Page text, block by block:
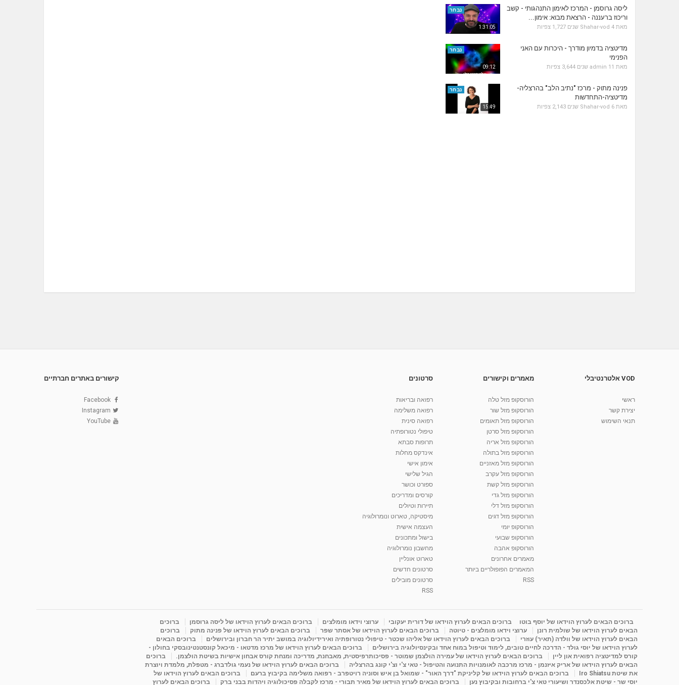
1:31:05
נבחר
ליסה גרוסמן - המרכז לאימון התנהגותי - קשב
וריכוז ברעננה - הרצאת מבוא: אימון...
מאת Shahar-vod 4 שנים 1,727 צפיות
09:12
נבחר
מדיטציה בדמיון מודרך - היכרות עם האני
הפנימי
מאת admin 11 שנים 3,644 צפיות
15:49
נבחר
פנינה מתוק - מרכז "נתיב הלב" בהרצליה-
מדיטציה-התחדשות
מאת Shahar-vod 6 שנים 2,143 צפיות
VOD אלטרנטיבלי
ראשי
יצירת קשר
תנאי השימוש
מאמרים וקישורים
הורוסקופ מזל טלה
הורוסקופ מזל שור
הורוסקופ מזל תאומים
הורוסקופ מזל סרטן
הורוסקופ מזל אריה
הורוסקופ מזל בתולה
הורוסקופ מזל מאזניים
הורוסקופ מזל עקרב
הורוסקופ מזל קשת
הורוסקופ מזל גדי
הורוסקופ מזל דלי
הורוסקופ מזל דגים
הורוסקופ יומי
הורוסקופ שבועי
הורוסקופ אהבה
מאמרים אחרונים
המאמרים הפופולריים ביותר
RSS
סרטונים
רפואה ובריאות
רפואה משלימה
רפואה סינית
טיפולי נטורופתיה
תרופות סבתא
אינדקס מחלות
אימון אישי
הגיל שלישי
ספורט וכושר
קורסים ומדריכים
תיירות וטיולים
מיסטיקה, טארוט ונומרולוגיה
העצמה אישית
בישול ומתכונים
מחשבון נומרולוגיה
טארוט אונליין
סרטונים חדשים
סרטונים מובילים
RSS
קישורים באתרים חברתיים
Facebook
Instagram
YouTube
ברוכים הבאים לערוץ הוידאו של יוסף בוטו ברוכים הבאים לערוץ הוידאו של דורית יעקובי ערוצי וידאו מומלצים ברוכים הבאים לערוץ הוידאו של ליסה גרוסמן
ברוכים
הבאים לערוץ הוידאו של שולמית רונן
ערוצי וידאו מומלצים - טיוטה ברוכים הבאים לערוץ הוידאו של אסתר שפר ברוכים הבאים לערוץ הוידאו של פנינה מתוק
ברוכים
הבאים לערוץ הוידאו של וולדה (תאיר) עוזרי
ברוכים הבאים לערוץ הוידאו של אליהו שכטר - טיפולי נטורופתיה ואירידיולוגיה במושב יתיר הר חברון ובירושלים
ברוכים הבאים
לערוץ הוידאו של יוסי גולד - הדרכה לחיים טובים, לימוד וטיפול במוח אחד ובקינסיולוגיה בירושלים
ברוכים הבאים לערוץ הוידאו של מרכז מדטאו - מיכאל קונסטנטינובסקי בחולון -
קורס למדיטציה רפואית און ליין
ברוכים הבאים לערוץ הוידאו של עמירה הולצמן שמוטר - פסיכותרפיסטית, מאבחנת, מדריכה ומנחת קורס אבחון אישיות בשיטת הולצמן.
ברוכים
הבאים לערוץ הוידאו של אריק איזנמן - מרכז מרכבה לאומנויות התנועה והטיפול - טאי צ'י וצ'י קונג בהרצליה
ברוכים הבאים לערוץ הוידאו של נעמי גולדברג - מטפלת, מלמדת ויוצרת
את שיטת Iro Shiatsu
ברוכים הבאים לערוץ הוידאו של קליניקת "דרך האור" - שמואל בן איש וסוניה רויטפרב - רפואה משלימה בקיבוץ ברעם
ברוכים הבאים לערוץ הוידאו של
יוסי שר - שיטת אלכסנדר ושיעורי טאי צ'י ברחובות ובקיבוץ נען
ברוכים הבאים לערוץ הוידאו של מאיר תבורי - מרכז לקבלה פסיכולוגיה ויהדות בבני ברק ברוכים הבאים לערוץ